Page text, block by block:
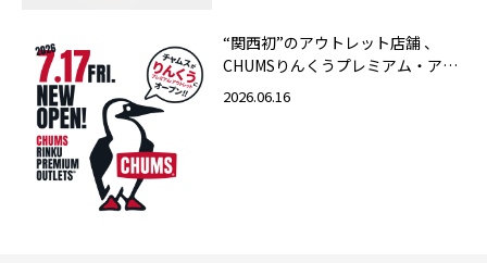
“関西初”のアウトレット店舗 、
CHUMSりんくうプレミアム・アウ
トレット店 2026年7月17日（金）
2026.06.16